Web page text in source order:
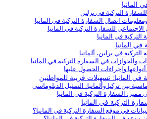
المانيا
التركية في برلين
اتصال السفارة التركية في المانيا
للسفارة التركية في المانيا
في المانيا
المانيا
في برلين، ألمانيا
والجوازات في السفارة التركية في المانيا
وإجراءات الحصول عليها
في المانيا: تسهيلات قريبة للمواطنين
بين تركيا وألمانيا: التمثيل الدبلوماسي
مميز: السفارة التركية في المانيا
التركية في المانيا
في موقع السفارة التركية في المانيا؟